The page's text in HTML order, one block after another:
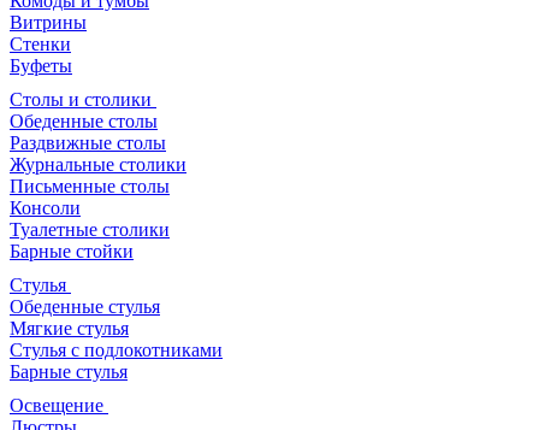
Витрины
Стенки
Буфеты
Столы и столики
Обеденные столы
Раздвижные столы
Журнальные столики
Письменные столы
Консоли
Туалетные столики
Барные стойки
Стулья
Обеденные стулья
Мягкие стулья
Стулья с подлокотниками
Барные стулья
Освещение